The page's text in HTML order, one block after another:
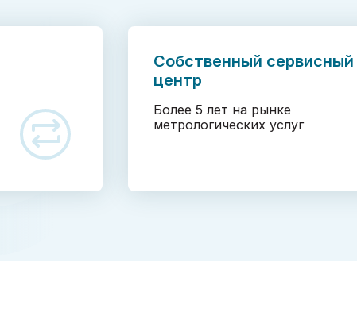
Собственный сервисный
центр
Более 5 лет на рынке
метрологических услуг